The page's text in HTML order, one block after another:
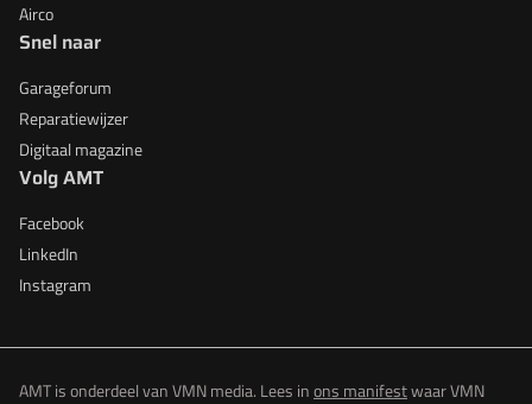
Airco
Snel naar
Garageforum
Reparatiewijzer
Digitaal magazine
Volg AMT
Facebook
LinkedIn
Instagram
AMT is onderdeel van VMN media. Lees inons manifestwaar VMN